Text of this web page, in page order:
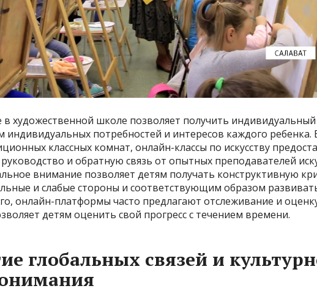
художественной школе позволяет получить
индивидуальных потребностей и интересов каждого ребенка.
классных комнат, онлайн-классы по искусству
и обратную связь от опытных преподавателей
внимание позволяет детям получать конструктивную
и слабые стороны и соответствующим образом
онлайн-платформы часто предлагают отслеживание и
детям оценить свой прогресс с течением времени.
глобальных связей и